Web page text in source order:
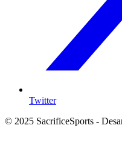
Twitter
© 2025 SacrificeSports -